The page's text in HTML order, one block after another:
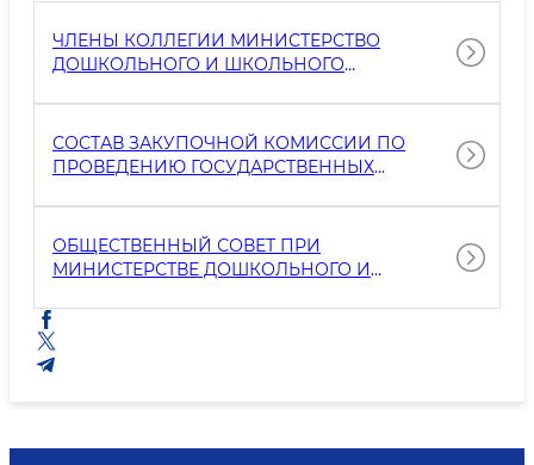
ЧЛЕНЫ КОЛЛЕГИИ МИНИСТЕРСТВО
ДОШКОЛЬНОГО И ШКОЛЬНОГО
СОСТАВ ЗАКУПОЧНОЙ КОМИССИИ ПО
ПРОВЕДЕНИЮ ГОСУДАРСТВЕННЫХ
ОБЩЕСТВЕННЫЙ СОВЕТ ПРИ
МИНИСТЕРСТВЕ ДОШКОЛЬНОГО И